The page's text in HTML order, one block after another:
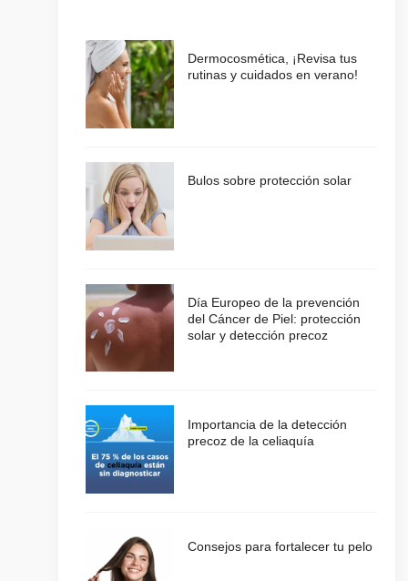
Dermocosmética, ¡Revisa tus
rutinas y cuidados en verano!
Bulos sobre protección solar
Día Europeo de la prevención
del Cáncer de Piel: protección
solar y detección precoz
Importancia de la detección
precoz de la celiaquía
Consejos para fortalecer tu pelo